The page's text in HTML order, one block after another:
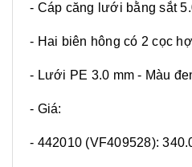
- Cáp căng lưới bằng sắt
- Hai biên hông có 2 cọc
- Lưới PE 3.0 mm - Màu
- Giá:
- 442010 (VF409528):